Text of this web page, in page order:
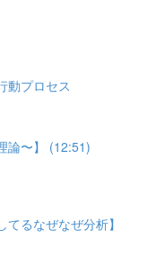
動プロセス
論〜】 (12:51)
るなぜなぜ分析】